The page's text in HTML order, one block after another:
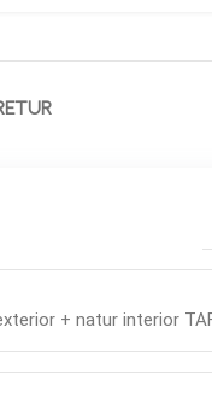
+ natur interior